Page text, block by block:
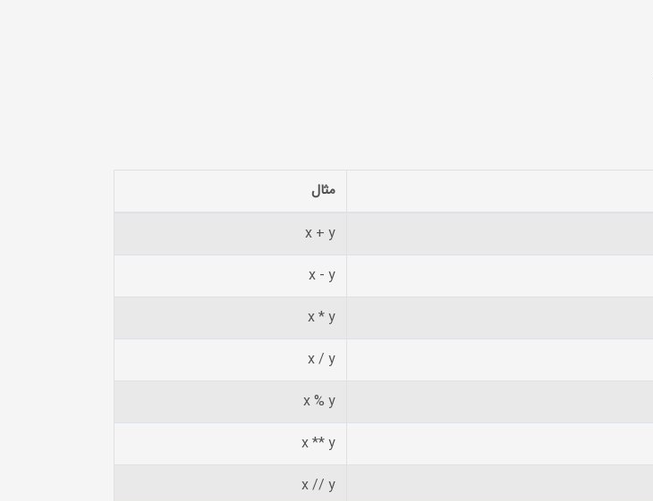
مثال
x + y
x - y
x * y
x / y
x % y
x ** y
x // y